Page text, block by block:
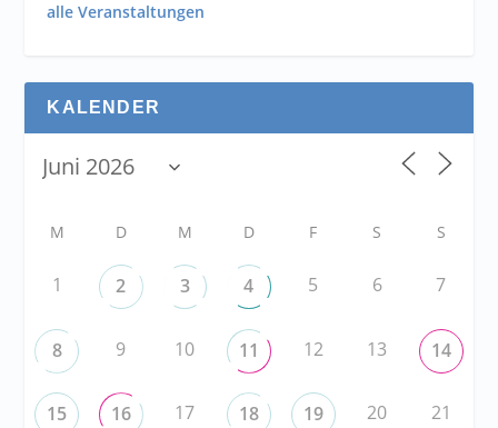
alle Veranstaltungen
KALENDER
M D M D F S S
1 2 3 4 5 6 7
8 9 10 11 12 13 14
15 16 17 18 19 20 21